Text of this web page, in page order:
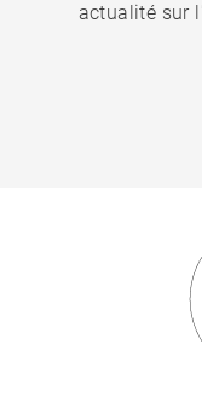
actualité sur